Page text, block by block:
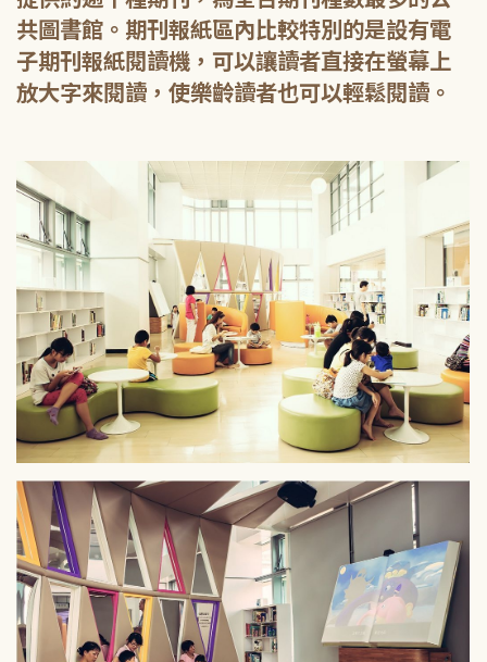
共圖書館。期刊報紙區內比較特別的是設有電
子期刊報紙閱讀機，可以讓讀者直接在螢幕上
放大字來閱讀，使樂齡讀者也可以輕鬆閱讀。